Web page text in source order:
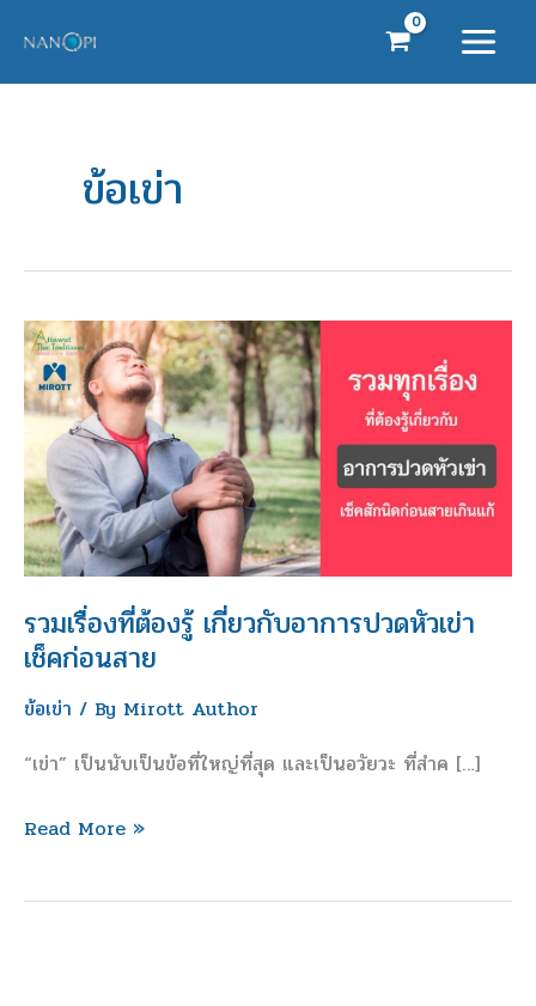
content
ข้อเข่า
รวมเรื่องที่ต้องรู้ เกี่ยวกับอาการปวดหัวเข่า
เช็คก่อนสาย
ข้อเข่า / By Mirott Author
“เข่า” เป็นนับเป็นข้อที่ใหญ่ที่สุด และเป็นอวัยวะ ที่สำค […]
รวม
เรื่อง
ที่
ต้อง
รู้
เกี่ยว
กับ
อาการ
ปวด
หัว
เช็ค
ก่อน
Read More »